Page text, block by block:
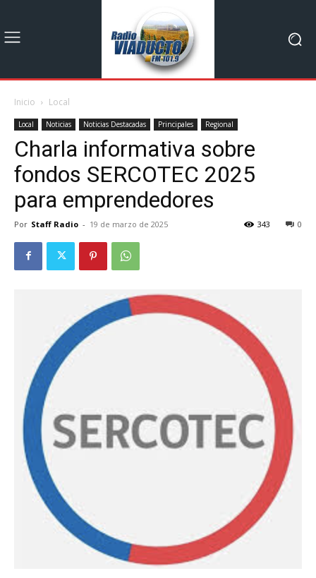
Inicio Local
Local Noticias Noticias Destacadas Principales Regional
Charla informativa sobre
fondos SERCOTEC 2025
para emprendedores
Por Staff Radio - 19 de marzo de 2025 0
343